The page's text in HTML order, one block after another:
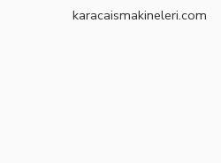
karacaismakineleri.com